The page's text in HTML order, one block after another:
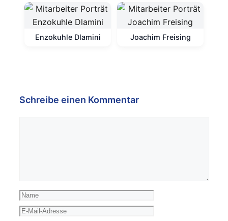
Enzokuhle Dlamini Joachim Freising
Schreibe einen Kommentar
Name
E-